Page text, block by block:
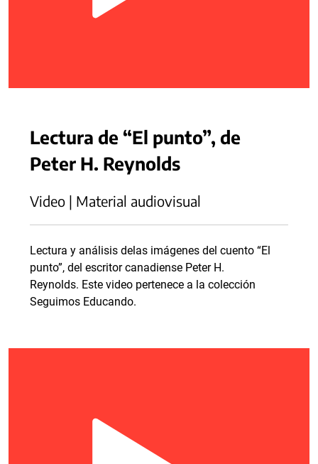
Lectura de “El punto”, de
Peter H. Reynolds
Video | Material audiovisual
Lectura y análisis delas imágenes del cuento “El
punto”, del escritor canadiense Peter H.
Reynolds. Este video pertenece a la colección
Seguimos Educando.